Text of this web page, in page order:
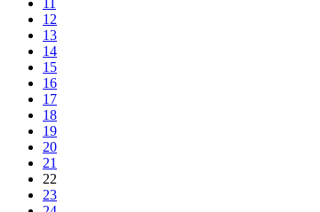
11
12
13
14
15
16
17
18
19
20
21
22
23